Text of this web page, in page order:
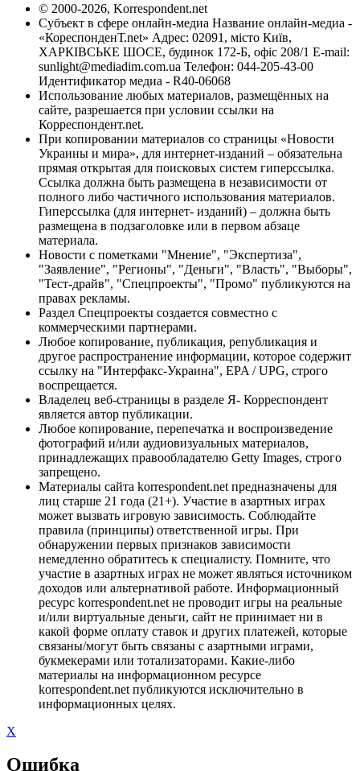
© 2000-2026, Korrespondent.net
Субъект в сфере онлайн-медиа Название онлайн-медиа -
«КореспонденТ.net» Адрес: 02091, місто Київ,
ХАРКІВСЬКЕ ШОСЕ, будинок 172-Б, офіс 208/1 E-mail:
sunlight@mediadim.com.ua Телефон: 044-205-43-00
Идентификатор медиа - R40-06068
Использование любых материалов, размещённых на
сайте, разрешается при условии ссылки на
Корреспондент.net.
При копировании материалов со страницы «Новости
Украины и мира», для интернет-изданий – обязательна
прямая открытая для поисковых систем гиперссылка.
Ссылка должна быть размещена в независимости от
полного либо частичного использования материалов.
Гиперссылка (для интернет- изданий) – должна быть
размещена в подзаголовке или в первом абзаце
материала.
Новости с пометками "Мнение", "Экспертиза",
"Заявление", "Регионы", "Деньги", "Власть", "Выборы",
"Тест-драйв", "Спецпроекты", "Промо" публикуются на
правах рекламы.
Раздел Спецпроекты создается совместно с
коммерческими партнерами.
Любое копирование, публикация, републикация и
другое распространение информации, которое содержит
ссылку на "Интерфакс-Украина", EPA / UPG, строго
воспрещается.
Владелец веб-страницы в разделе Я- Корреспондент
является автор публикации.
Любое копирование, перепечатка и воспроизведение
фотографий и/или аудиовизуальных материалов,
принадлежащих правообладателю Getty Images, строго
запрещено.
Материалы сайта korrespondent.net предназначены для
лиц старше 21 года (21+). Участие в азартных играх
может вызвать игровую зависимость. Соблюдайте
правила (принципы) ответственной игры. При
обнаружении первых признаков зависимости
немедленно обратитесь к специалисту. Помните, что
участие в азартных играх не может являться источником
доходов или альтернативой работе. Информационный
ресурс korrespondent.net не проводит игры на реальные
и/или виртуальные деньги, сайт не принимает ни в
какой форме оплату ставок и других платежей, которые
связаны/могут быть связаны с азартными играми,
букмекерами или тотализаторами. Какие-либо
материалы на информационном ресурсе
korrespondent.net публикуются исключительно в
информационных целях.
X
Ошибка